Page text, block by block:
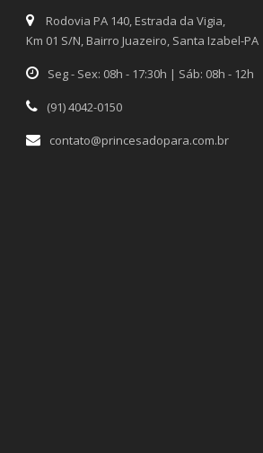
Rodovia PA 140, Estrada da Vigia,
Km 01 S/N, Bairro Juazeiro, Santa Izabel-PA
Seg - Sex: 08h - 17:30h | Sáb: 08h - 12h
(91) 4042-0150
contato@princesadopara.com.br